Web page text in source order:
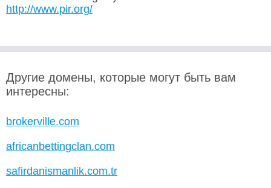
http://www.pir.org/
Другие домены, которые могут быть вам
интересны:
brokerville.com
africanbettingclan.com
safirdanismanlik.com.tr